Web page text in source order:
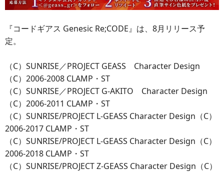
『コードギアス Genesic Re;CODE』は、8月リリース予
定。
（C）SUNRISE／PROJECT GEASS Character Design
（C）2006-2008 CLAMP・ST
（C）SUNRISE／PROJECT G-AKITO Character Design
（C）2006-2011 CLAMP・ST
（C）SUNRISE/PROJECT L-GEASS Character Design（C）
2006-2017 CLAMP・ST
（C）SUNRISE/PROJECT L-GEASS Character Design（C）
2006-2018 CLAMP・ST
（C）SUNRISE/PROJECT Z-GEASS Character Design（C）